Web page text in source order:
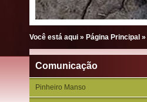
Você está aqui » Página Principal »
Comunicação
Pinheiro Manso